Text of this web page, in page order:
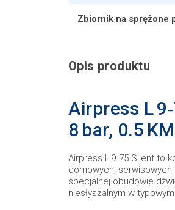
Zbiornik na sprężone
Opis produktu
Airpress L
8 bar, 0.5
Airpress L 9‑75 Silent to
domowych,
specjalnej obudowie
niesłyszalnym w